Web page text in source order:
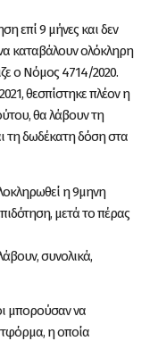
επί 9 μήνες και δεν
καταβάλουν ολόκληρη
ο Νόμος 4714/2020.
θεσπίστηκε πλέον η
θα λάβουν τη
τη δωδέκατη δόση στα
η 9μηνη
μετά το πέρας
συνολικά,
μπορούσαν να
η οποία